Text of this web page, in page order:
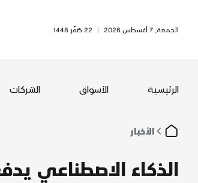
الجمعة, 7 أغسطس 2026 | 22 صَفَر 1448
الرئيسية الأسواق الشركات
الأخبار
الذكاء الاصطناعي